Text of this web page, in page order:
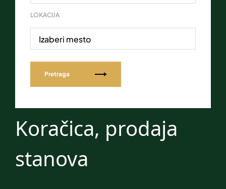
LOKACIJA
Izaberi mesto
Pretraga
Koračica, prodaja
stanova